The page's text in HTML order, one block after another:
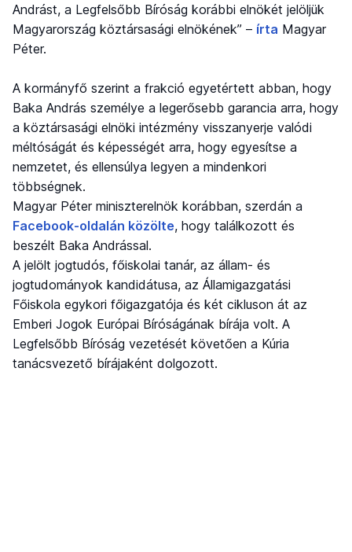
Andrást, a Legfelsőbb Bíróság korábbi elnökét jelöljük
Magyarország köztársasági elnökének” – írta Magyar
Péter.
A kormányfő szerint a frakció egyetértett abban, hogy
Baka András személye a legerősebb garancia arra, hogy
a köztársasági elnöki intézmény visszanyerje valódi
méltóságát és képességét arra, hogy egyesítse a
nemzetet, és ellensúlya legyen a mindenkori
többségnek.
Magyar Péter miniszterelnök korábban, szerdán a
Facebook-oldalán közölte, hogy találkozott és
beszélt Baka Andrással.
A jelölt jogtudós, főiskolai tanár, az állam- és
jogtudományok kandidátusa, az Államigazgatási
Főiskola egykori főigazgatója és két cikluson át az
Emberi Jogok Európai Bíróságának bírája volt. A
Legfelsőbb Bíróság vezetését követően a Kúria
tanácsvezető bírájaként dolgozott.